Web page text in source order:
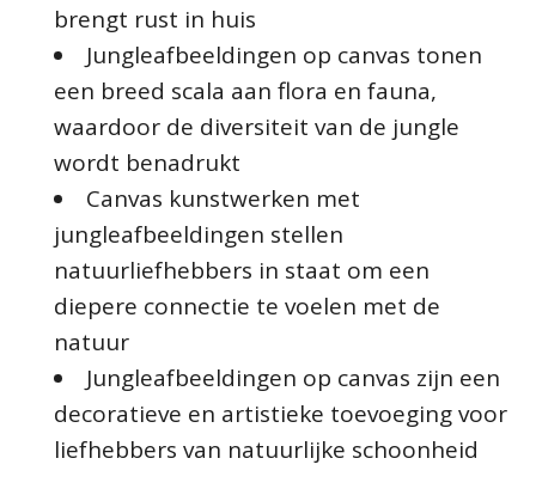
brengt rust in huis
Jungleafbeeldingen op canvas tonen
een breed scala aan flora en fauna,
waardoor de diversiteit van de jungle
wordt benadrukt
Canvas kunstwerken met
jungleafbeeldingen stellen
natuurliefhebbers in staat om een
diepere connectie te voelen met de
natuur
Jungleafbeeldingen op canvas zijn een
decoratieve en artistieke toevoeging voor
liefhebbers van natuurlijke schoonheid